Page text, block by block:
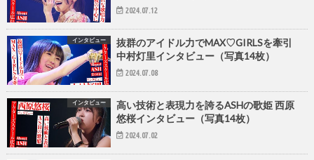
2024.07.12
インタビュー
抜群のアイドル力でMAX♡GIRLSを牽引
中村灯里インタビュー（写真14枚）
2024.07.08
インタビュー
高い技術と表現力を誇るASHの歌姫 西原
悠桜インタビュー（写真14枚）
2024.07.02